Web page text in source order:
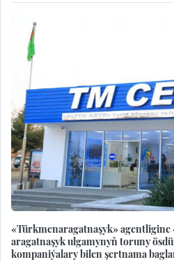
«Türkmenaragatnaşyk»
aragatnaşyk ulgamynyň toruny
kompaniýalary bilen şertnama